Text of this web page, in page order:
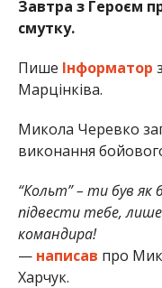
Завтра з Героєм
смутку.
Пише Інформатор з
Марцінківа.
Микола Черевко
виконання
“Кольт” – ти був як
підвести тебе,
командира!
— написав про
Харчук.